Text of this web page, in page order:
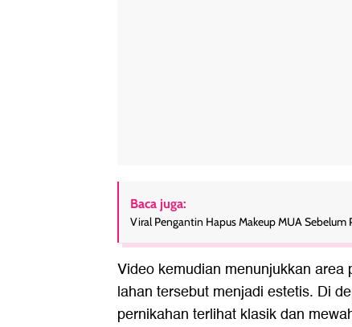
Baca juga:
Viral Pengantin Hapus Makeup MUA
Video kemudian menunjukkan
lahan tersebut menjadi estetis. Di
pernikahan terlihat klasik dan